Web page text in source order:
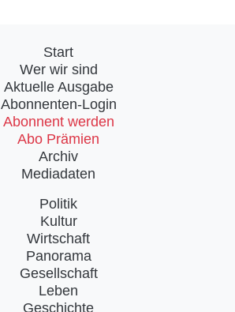
Start
Wer wir sind
Aktuelle Ausgabe
Abonnenten-Login
Abonnent werden
Abo Prämien
Archiv
Mediadaten
Politik
Kultur
Wirtschaft
Panorama
Gesellschaft
Leben
Geschichte